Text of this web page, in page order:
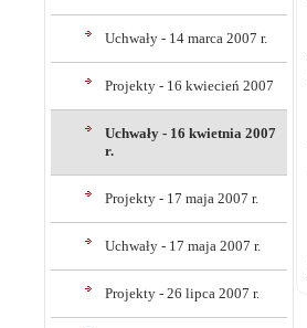
Uchwały - 14 marca 2007 r.
Projekty - 16 kwiecień 2007
Uchwały - 16 kwietnia 2007
r.
Projekty - 17 maja 2007 r.
Uchwały - 17 maja 2007 r.
Projekty - 26 lipca 2007 r.